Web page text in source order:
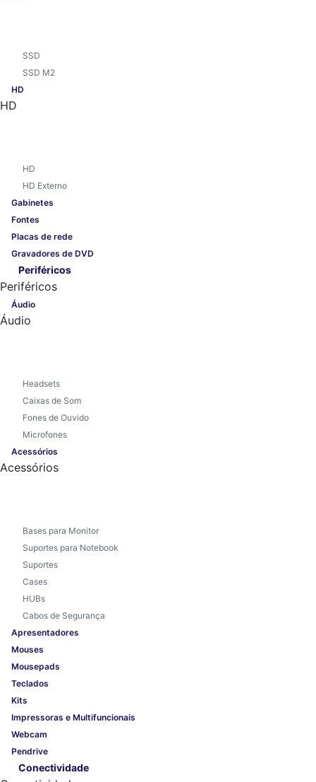
SSD
SSD M2
HD
HD
HD
HD Externo
Gabinetes
Fontes
Placas de rede
Gravadores de DVD
Periféricos
Periféricos
Áudio
Áudio
Headsets
Caixas de Som
Fones de Ouvido
Microfones
Acessórios
Acessórios
Bases para Monitor
Suportes para Notebook
Suportes
Cases
HUBs
Cabos de Segurança
Apresentadores
Mouses
Mousepads
Teclados
Kits
Impressoras e Multifuncionais
Webcam
Pendrive
Conectividade